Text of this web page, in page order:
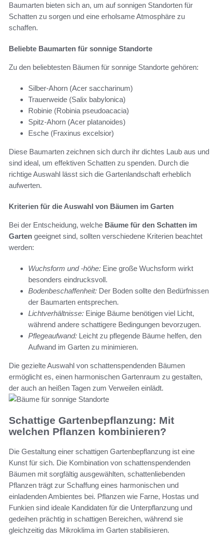
Baumarten bieten sich an, um auf sonnigen Standorten für
Schatten zu sorgen und eine erholsame Atmosphäre zu
schaffen.
Beliebte Baumarten für sonnige Standorte
Zu den beliebtesten Bäumen für sonnige Standorte gehören:
Silber-Ahorn (Acer saccharinum)
Trauerweide (Salix babylonica)
Robinie (Robinia pseudoacacia)
Spitz-Ahorn (Acer platanoides)
Esche (Fraxinus excelsior)
Diese Baumarten zeichnen sich durch ihr dichtes Laub aus und
sind ideal, um effektiven Schatten zu spenden. Durch die
richtige Auswahl lässt sich die Gartenlandschaft erheblich
aufwerten.
Kriterien für die Auswahl von Bäumen im Garten
Bei der Entscheidung, welche Bäume für den Schatten im
Garten geeignet sind, sollten verschiedene Kriterien beachtet
werden:
Wuchsform und -höhe: Eine große Wuchsform wirkt
besonders eindrucksvoll.
Bodenbeschaffenheit: Der Boden sollte den Bedürfnissen
der Baumarten entsprechen.
Lichtverhältnisse: Einige Bäume benötigen viel Licht,
während andere schattigere Bedingungen bevorzugen.
Pflegeaufwand: Leicht zu pflegende Bäume helfen, den
Aufwand im Garten zu minimieren.
Die gezielte Auswahl von schattenspendenden Bäumen
ermöglicht es, einen harmonischen Gartenraum zu gestalten,
der auch an heißen Tagen zum Verweilen einlädt.
Schattige Gartenbepflanzung: Mit
welchen Pflanzen kombinieren?
Die Gestaltung einer schattigen Gartenbepflanzung ist eine
Kunst für sich. Die Kombination von schattenspendenden
Bäumen mit sorgfältig ausgewählten, schattenliebenden
Pflanzen trägt zur Schaffung eines harmonischen und
einladenden Ambientes bei. Pflanzen wie Farne, Hostas und
Funkien sind ideale Kandidaten für die Unterpflanzung und
gedeihen prächtig in schattigen Bereichen, während sie
gleichzeitig das Mikroklima im Garten stabilisieren.